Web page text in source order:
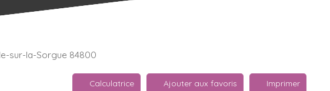
sur-la-Sorgue 84800
Calculatrice Ajouter aux favoris Imprimer